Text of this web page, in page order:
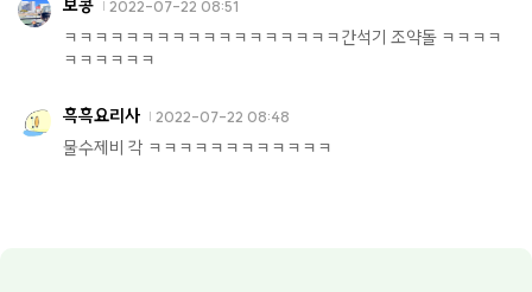
보콩 2022-07-22 08:51
ㅋㅋㅋㅋㅋㅋㅋㅋㅋㅋㅋㅋㅋㅋㅋㅋㅋㅋ간석기 조약돌 ㅋㅋㅋㅋ
ㅋㅋㅋㅋㅋㅋ
흑흑요리사 2022-07-22 08:48
물수제비 각 ㅋㅋㅋㅋㅋㅋㅋㅋㅋㅋㅋㅋ